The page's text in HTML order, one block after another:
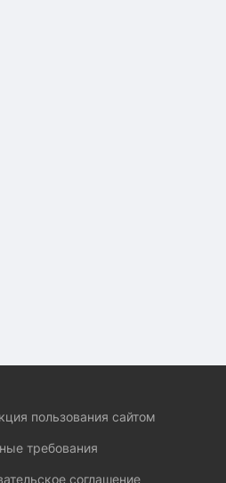
пользования сайтом
требования
соглашение